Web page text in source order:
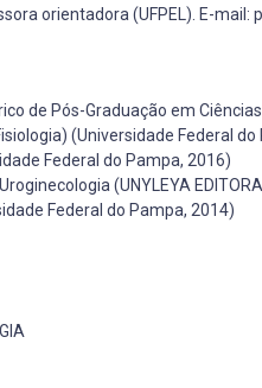
orientadora (UFPEL). E-
de Pós-Graduação em
(Universidade Federal do
Federal do Pampa, 2016)
(UNYLEYA
Federal do Pampa, 2014)